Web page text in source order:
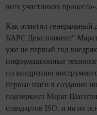
всех участников
Как отметил
БАРС Девелопмент"
уже не первый год
информационные
по внедрению
первые шаги в создании
подчеркнул Марат
стандартов ISO, и на их